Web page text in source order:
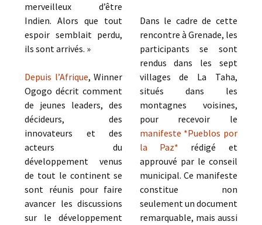
merveilleux d’être
Indien. Alors que tout
espoir semblait perdu,
ils sont arrivés. »
Depuis l’Afrique, Winner
Ogogo décrit comment
de jeunes leaders, des
décideurs, des
innovateurs et des
acteurs du
développement venus
de tout le continent se
sont réunis pour faire
avancer les discussions
sur le développement
Dans le cadre de cette
rencontre à Grenade, les
participants se sont
rendus dans les sept
villages de La Taha,
situés dans les
montagnes voisines,
pour recevoir le
manifeste *Pueblos por
la Paz* rédigé et
approuvé par le conseil
municipal. Ce manifeste
constitue non
seulement un document
remarquable, mais aussi